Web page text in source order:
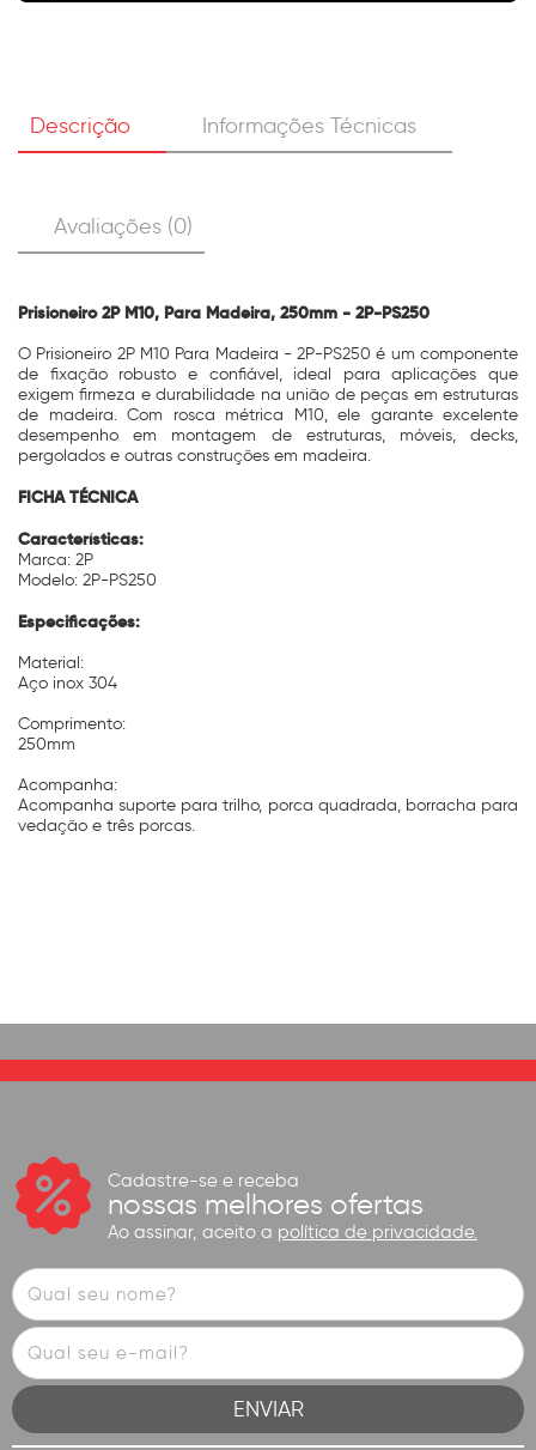
Descrição Informações Técnicas
Avaliações (0)
Prisioneiro 2P M10, Para Madeira, 250mm - 2P-PS250
O Prisioneiro 2P M10 Para Madeira - 2P-PS250 é um componente
de fixação robusto e confiável, ideal para aplicações que
exigem firmeza e durabilidade na união de peças em estruturas
de madeira. Com rosca métrica M10, ele garante excelente
desempenho em montagem de estruturas, móveis, decks,
pergolados e outras construções em madeira.
FICHA TÉCNICA
Características:
Marca: 2P
Modelo: 2P-PS250
Especificações:
Material:
Aço inox 304
Comprimento:
250mm
Acompanha:
Acompanha suporte para trilho, porca quadrada, borracha para
vedação e três porcas.
Cadastre-se e receba
nossas melhores ofertas
Ao assinar, aceito a política de privacidade.